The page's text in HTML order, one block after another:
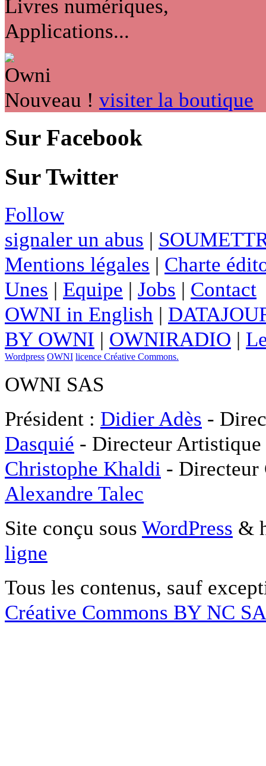
Livres numériques,
Applications...
Nouveau ! visiter la boutique
Sur Facebook
Sur Twitter
Follow
signaler un abus |
Mentions légales | Charte
Unes | Equipe | Jobs | Contact
OWNI in English |
BY OWNI | OWNIRADIO |
Wordpress OWNI licence Créative Commons.
OWNI SAS
Président : Didier Adès -
Dasquié - Directeur
Christophe Khaldi -
Alexandre Talec
Site conçu sous WordPress &
ligne
Tous les contenus, sauf
Créative Commons BY NC SA